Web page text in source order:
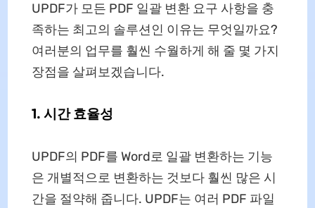
UPDF가 모든 PDF 일괄 변환 요구 사항을 충
족하는 최고의 솔루션인 이유는 무엇일까요?
여러분의 업무를 훨씬 수월하게 해 줄 몇 가지
장점을 살펴보겠습니다.
1. 시간 효율성
UPDF의 PDF를 Word로 일괄 변환하는 기능
은 개별적으로 변환하는 것보다 훨씬 많은 시
간을 절약해 줍니다. UPDF는 여러 PDF 파일